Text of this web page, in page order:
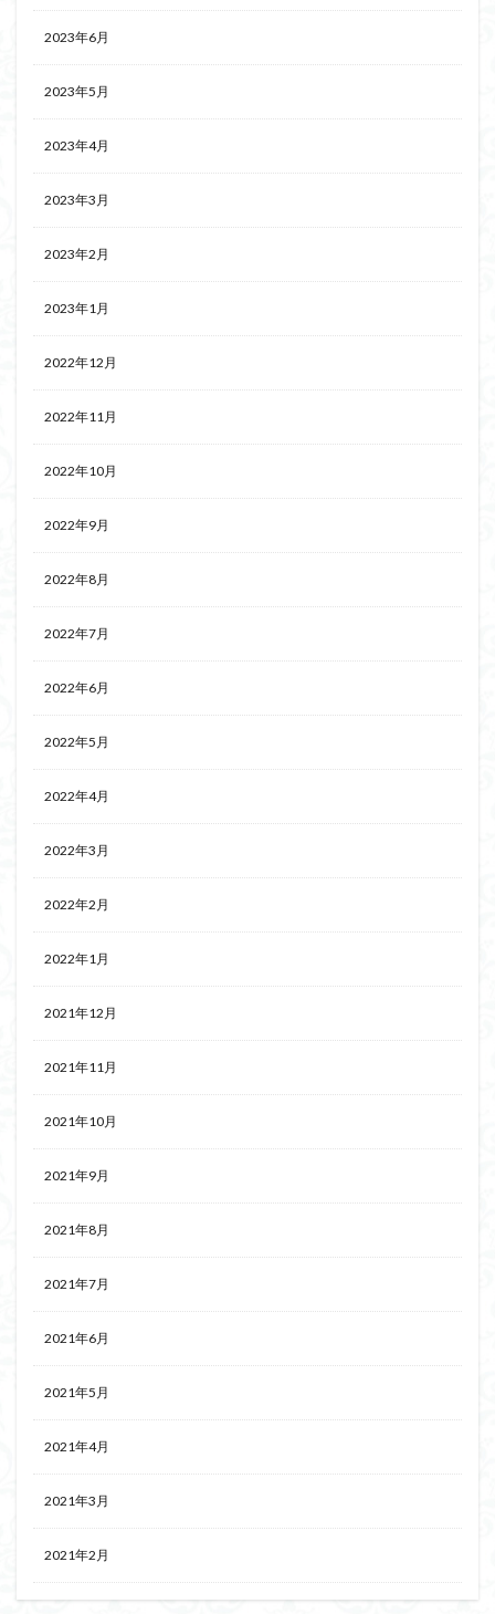
2023年6月
2023年5月
2023年4月
2023年3月
2023年2月
2023年1月
2022年12月
2022年11月
2022年10月
2022年9月
2022年8月
2022年7月
2022年6月
2022年5月
2022年4月
2022年3月
2022年2月
2022年1月
2021年12月
2021年11月
2021年10月
2021年9月
2021年8月
2021年7月
2021年6月
2021年5月
2021年4月
2021年3月
2021年2月